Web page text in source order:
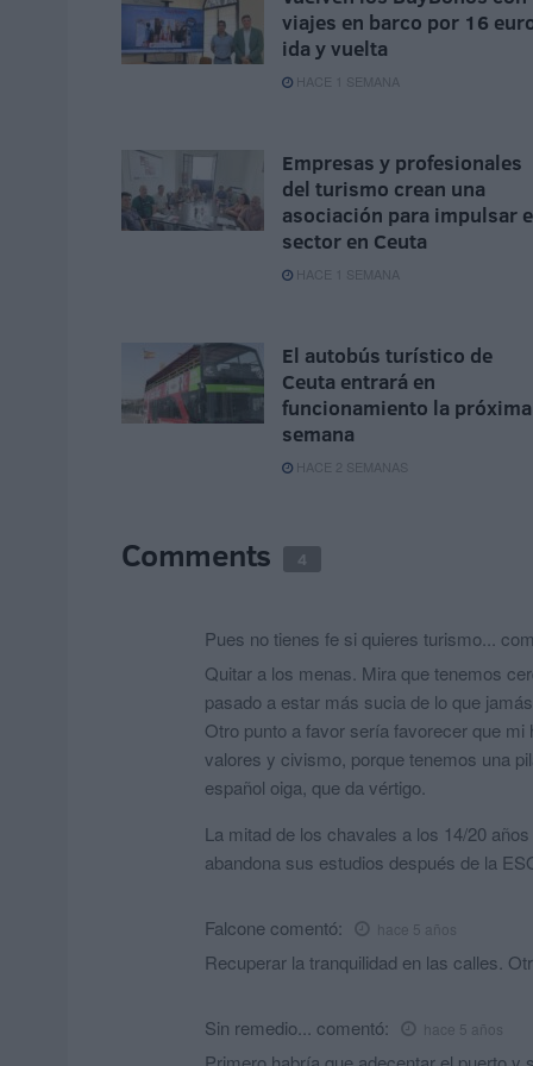
viajes en barco por 16
ida y vuelta
HACE 1 SEMANA
Empresas y profesionales
del turismo crean una
asociación para impulsar
sector en Ceuta
HACE 1 SEMANA
El autobús turístico de
Ceuta entrará en
funcionamiento la próxima
semana
HACE 2 SEMANAS
Comments 4
Pues no tienes fe si quieres turismo...
Quitar a los menas. Mira que tenemos
pasado a estar más sucia de lo que
Otro punto a favor sería favorecer que
valores y civismo, porque tenemos una
español oiga, que da vértigo.
La mitad de los chavales a los 14/20
abandona sus estudios después de la
Falcone comentó: hace 5 años
Recuperar la tranquilidad en las calles.
Sin remedio... comentó: hace 5 años